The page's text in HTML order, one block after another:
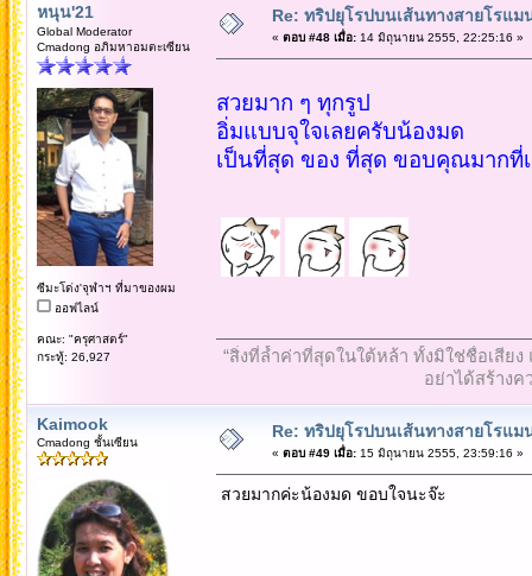
หนุน'21
Global Moderator
Cmadong อภิมหาอมตะเซียน
ซีมะโด่ง'จุฬาฯ ที่มาของผม
ออฟไลน์
คณะ: "ครุศาสตร์"
กระทู้: 26,927
Re: ทริปยุโรปบนเส้นทางสายโรแม
« ตอบ #48 เมื่อ:14 มิถุนายน 2555, 22:25:16 »
สวยมาก ๆ ทุกรูป
อิ่มแบบจุใจเลยครับน้องมด
เป็นที่สุด ของ ที่สุด ขอบคุณมากที่
“สิ่งที่ล้ำค่าที่สุดในใต้หล้า ทั้งมิใช่ชื่อเสีย
อย่าได้สร้างค
Kaimook
Cmadong ชั้นเซียน
Re: ทริปยุโรปบนเส้นทางสายโรแม
« ตอบ #49 เมื่อ:15 มิถุนายน 2555, 23:59:16 »
สวยมากค่ะน้องมด ขอบใจนะจ๊ะ